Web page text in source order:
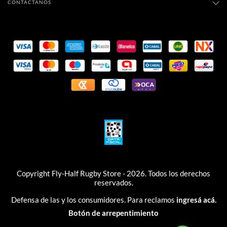
CONTACTÁNOS
Copyright Fly-Half Rugby Store - 2026. Todos los derechos
reservados.
Defensa de las y los consumidores. Para reclamos ingresá acá.
Botón de arrepentimiento